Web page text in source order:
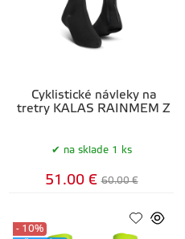
Cyklistické návleky na
tretry KALAS RAINMEM Z
na sklade 1 ks
51.00 € 60.00 €
- 10%